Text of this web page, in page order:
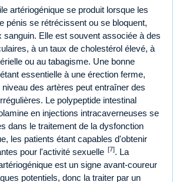
artériogénique se produit lorsque les
pénis se rétrécissent ou se bloquent,
sanguin. Elle est souvent associée à des
à un taux de cholestérol élevé, à
ou au tabagisme. Une bonne
essentielle à une érection ferme,
des artères peut entraîner des
Le polypeptide intestinal
en injections intracaverneuses se
dans le traitement de la dysfonction
les patients étant capables d'obtenir
pour l'activité sexuelle [7]. La
est un signe avant-coureur
potentiels, donc la traiter par un